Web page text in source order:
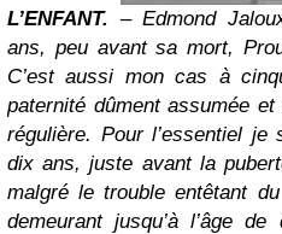
L’ENFANT. – Edmond
ans, peu avant sa mort,
C’est aussi mon cas à
paternité dûment assumée
régulière. Pour l’essentiel
dix ans, juste avant la
malgré le trouble entêtant
demeurant jusqu’à l’âge